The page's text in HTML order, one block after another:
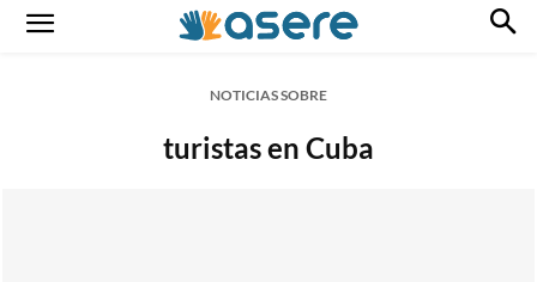
NOTICIAS SOBRE
turistas en Cuba